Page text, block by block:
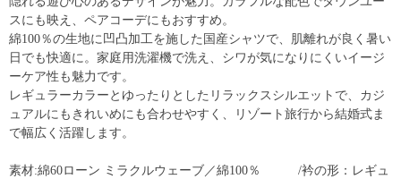
スにも映え、ペアコーデにもおすすめ。
綿100％の生地に凹凸加工を施した国産シャツで、肌離れが良く暑い
日でも快適に。家庭用洗濯機で洗え、シワが気になりにくいイージ
ーケア性も魅力です。
レギュラーカラーとゆったりとしたリラックスシルエットで、カジ
ュアルにもきれいめにも合わせやすく、リゾート旅行から結婚式ま
で幅広く活躍します。
素材:綿60ローン ミラクルウェーブ／綿100％ /衿の形：レギュ